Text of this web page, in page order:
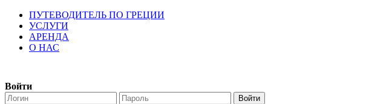
ПУТЕВОДИТЕЛЬ ПО ГРЕЦИИ
УСЛУГИ
АРЕНДА
О НАС
Войти
Войти